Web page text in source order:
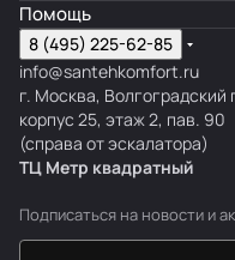
Помощь
8 (495) 225-62-85
info@santehkomfort.ru
г. Москва, Волгоградский
корпус 25, этаж 2, пав. 90
(справа от эскалатора)
ТЦ Метр квадратный
Подписаться на новости и